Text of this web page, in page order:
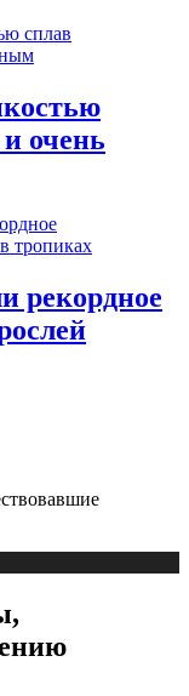
очень
рекордное